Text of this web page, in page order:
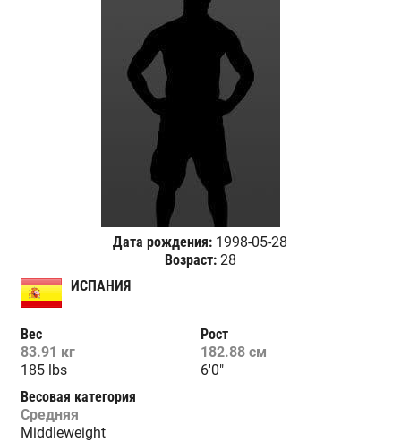
Дата рождения: 1998-05-28
Возраст:28
ИСПАНИЯ
Вес
83.91 кг
185 lbs
Рост
182.88 см
6'0"
Весовая категория
Средняя
Middleweight